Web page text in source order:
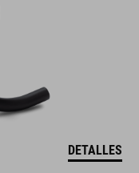
DETALLES